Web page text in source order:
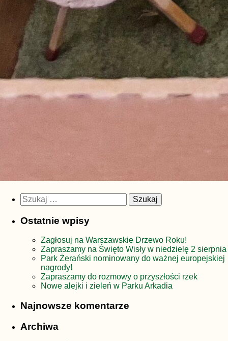
Szukaj:
Ostatnie wpisy
Zagłosuj na Warszawskie Drzewo Roku!
Zapraszamy na Święto Wisły w niedzielę 2 sierpnia
Park Żerański nominowany do ważnej europejskiej
nagrody!
Zapraszamy do rozmowy o przyszłości rzek
Nowe alejki i zieleń w Parku Arkadia
Najnowsze komentarze
Archiwa